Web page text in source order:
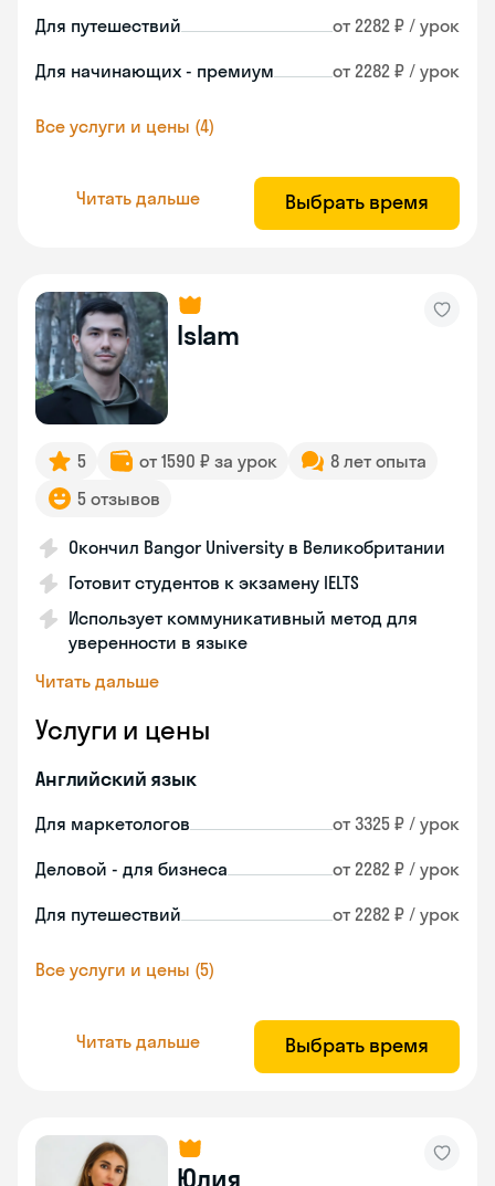
Для путешествий от 2282 ₽ / урок
Для начинающих - премиум от 2282 ₽ / урок
Все услуги и цены (4)
Читать дальше Выбрать время
Islam
5 от 1590 ₽ за урок
8 лет опыта
5 отзывов
Окончил Bangor University в Великобритании
Готовит студентов к экзамену IELTS
Использует коммуникативный метод для
уверенности в языке
Читать дальше
Услуги и цены
Английский язык
Для маркетологов от 3325 ₽ / урок
Деловой - для бизнеса от 2282 ₽ / урок
Для путешествий от 2282 ₽ / урок
Все услуги и цены (5)
Читать дальше Выбрать время
Юлия